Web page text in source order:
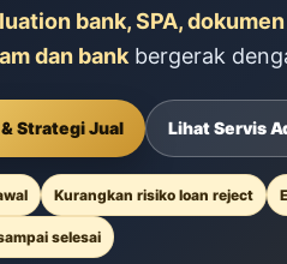
bank, SPA,
dan bank bergerak
Strategi Jual Lihat Servis
Kurangkan risiko loan reject
selesai